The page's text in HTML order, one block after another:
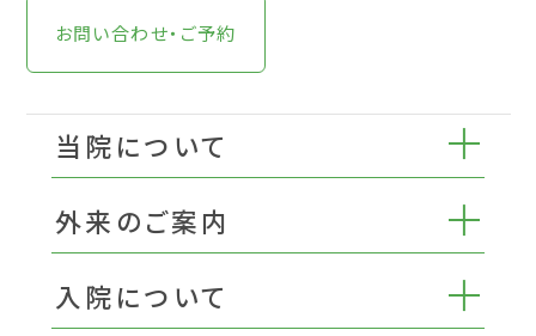
お問い合わせ・ご予約
当院について
外来のご案内
入院について